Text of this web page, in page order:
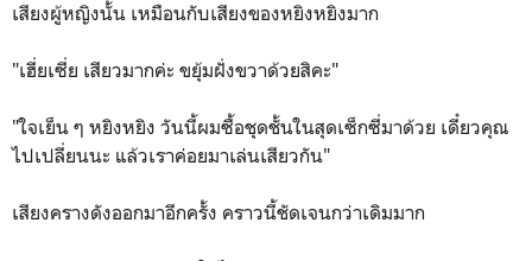
เสียงผู้หญิงนั้น เหมือนกับเสียงของหยิงหยิงมาก
"เฮี่ยเซี่ย เสียวมากค่ะ ขยุ้มฝั่งขวาด้วยสิคะ"
"ใจเย็น ๆ หยิงหยิง วันนี้ผมซื้อชุดชั้นในสุดเซ็กซี่มาด้วย เดี๋ยวคุณ
ไปเปลี่ยนนะ แล้วเราค่อยมาเล่นเสียวกัน"
เสียงครางดังออกมาอีกครั้ง คราวนี้ชัดเจนกว่าเดิมมาก